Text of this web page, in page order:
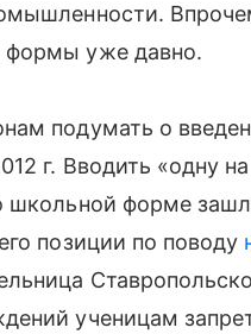
формы уже давно.
подумать о
г. Вводить «одну
школьной форме
позиции по поводу
ученицам